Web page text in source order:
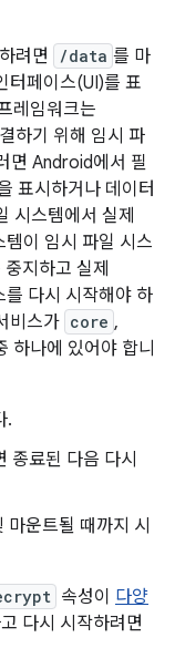
려면 /data 를 마
터페이스(UI)를 표
레임워크는
하기 위해 임시 파
면 Android에서 필
표시하거나 데이터
시스템에서 실제
이 임시 파일 시스
지하고 실제
다시 시작해야 하
비스가 core ,
하나에 있어야 합니
.
종료된 다음 다시
마운트될 때까지 시
속성이 다양
다시 시작하려면